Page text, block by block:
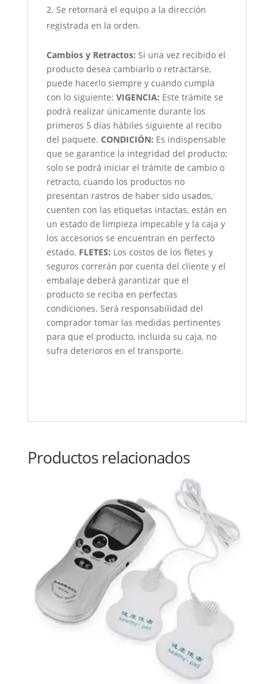
Se retornará el equipo a la dirección
registrada en la orden.
Cambios y Retractos: Si una vez recibido el
producto desea cambiarlo o retractarse,
puede hacerlo siempre y cuando cumpla
con lo siguiente: VIGENCIA: Este trámite se
podrá realizar únicamente durante los
primeros 5 días hábiles siguiente al recibo
del paquete. CONDICIÓN: Es indispensable
que se garantice la integridad del producto;
solo se podrá iniciar el trámite de cambio o
retracto, cuando los productos no
presentan rastros de haber sido usados,
cuenten con las etiquetas intactas, están en
un estado de limpieza impecable y la caja y
los accesorios se encuentran en perfecto
estado. FLETES: Los costos de los fletes y
seguros correrán por cuenta del cliente y el
embalaje deberá garantizar que el
producto se reciba en perfectas
condiciones. Será responsabilidad del
comprador tomar las medidas pertinentes
para que el producto, incluida su caja, no
sufra deterioros en el transporte.
Productos relacionados